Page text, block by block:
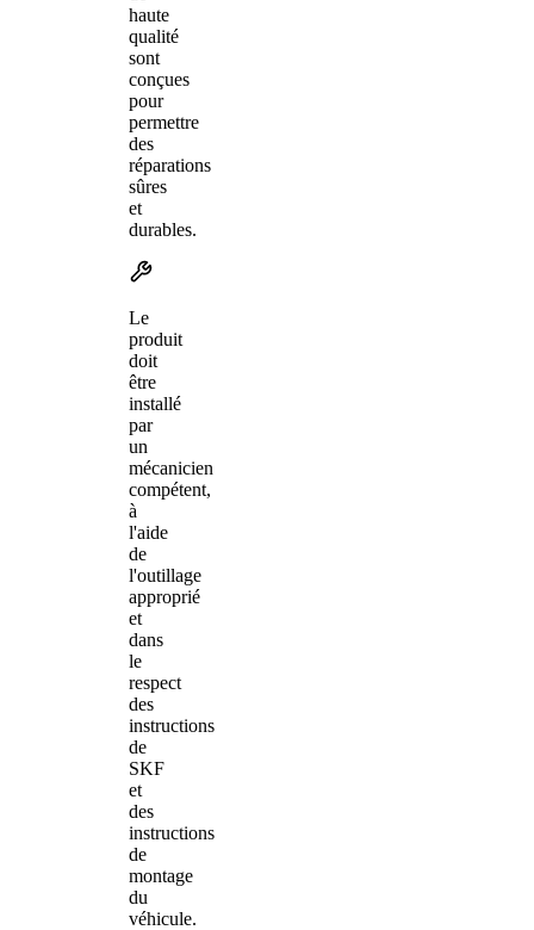
haute
qualité
sont
conçues
pour
permettre
des
réparations
sûres
et
durables.
Le
produit
doit
être
installé
par
un
mécanicien
compétent,
à
l'aide
de
l'outillage
approprié
et
dans
le
respect
des
instructions
de
SKF
et
des
instructions
de
montage
du
véhicule.